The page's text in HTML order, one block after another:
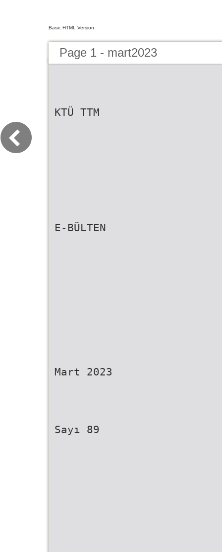
Basic HTML Version
Page 1 - mart2023
KTÜ TTM
E-BÜLTEN
Mart 2023
Sayı 89